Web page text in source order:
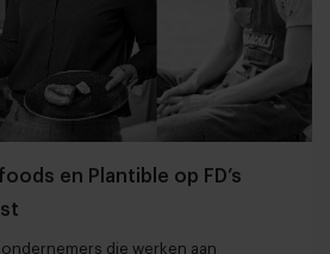
en Plantible op FD’s
die werken aan